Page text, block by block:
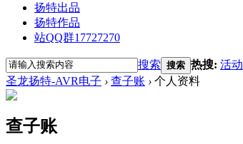
扬特出品
扬特作品
站QQ群17727270
搜索 搜索 热搜: 活动
圣龙扬特-AVR电子 › 查子账 › 个人资料
查子账